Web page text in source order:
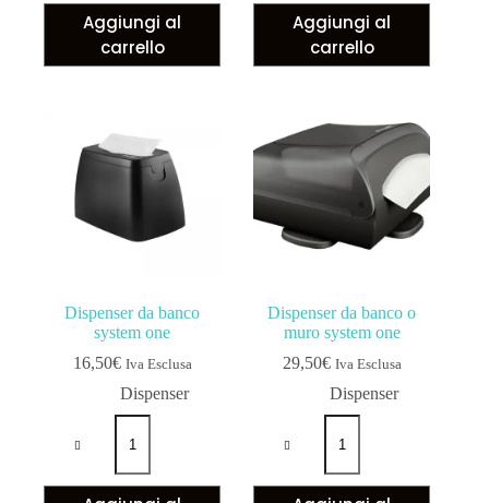
Aggiungi al
carrello
Aggiungi al
carrello
Dispenser da banco
system one
16,50€ Iva Esclusa
Dispenser
Dispenser da banco o
muro system one
29,50€ Iva Esclusa
Dispenser